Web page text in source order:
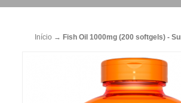
Início → Fish Oil 1000mg (200 softgels) -